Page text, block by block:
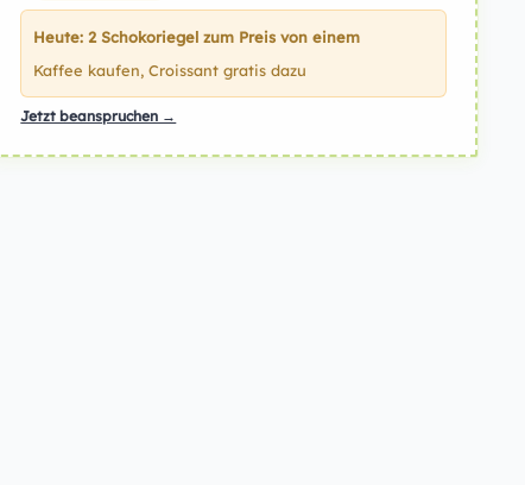
Heute: 2 Schokoriegel zum Preis von einem
Kaffee kaufen, Croissant gratis dazu
Jetzt beanspruchen →